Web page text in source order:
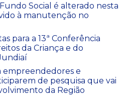
Social é alterado nesta
à manutenção no
para a 13ª Conferência
da Criança e do
empreendedores e
de pesquisa que vai
da Região